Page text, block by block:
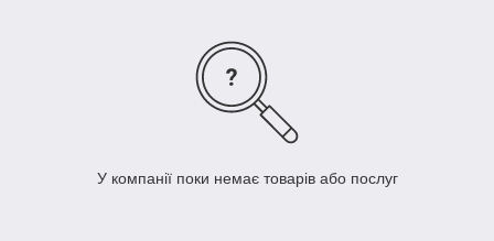
У компанії поки немає товарів або послуг